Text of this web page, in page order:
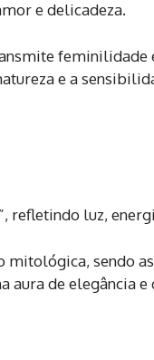
e delicadeza.
feminilidade
e a
refletindo luz,
mitológica, sendo
aura de elegância e